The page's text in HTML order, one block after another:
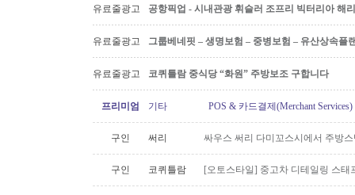
유료줄광고 공항픽업 - 시내관광 휘슬러 조프리 빅터리아 해
유료줄광고 그룹베네핏 – 생명보험 – 중병보험 – 유산상속플
유료줄광고 코퀴틀람 중식당 “화원” 주방보조 구합니다
프리미엄 기타 POS & 카드결제(Merchant
구인 써리 싸우스 써리 다미꼬스시에서 주방
구인 코퀴틀람 [오토스타일] 중고차 디테일링 스태